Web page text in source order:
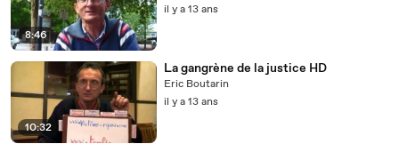
8:46
il y a 13 ans
10:32
La gangrène de la justice HD
Eric Boutarin
il y a 13 ans